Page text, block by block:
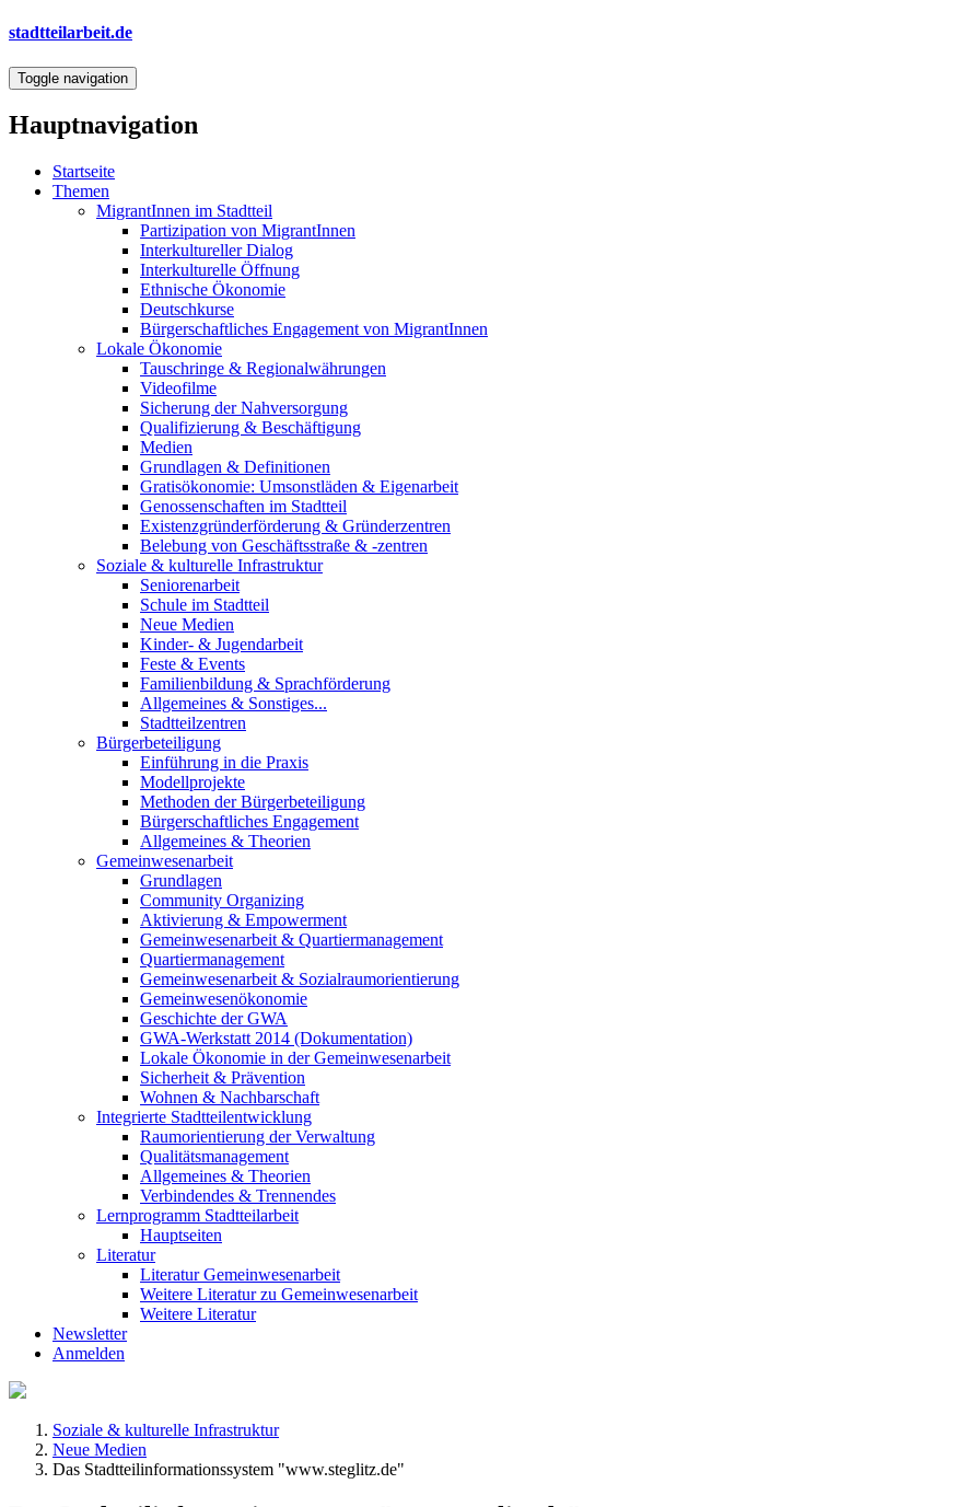
Direkt
Inhalt
stadtteilarbeit.de
Toggle navigation
Hauptnavigation
Startseite
Themen
MigrantInnen im Stadtteil
Partizipation von MigrantInnen
Interkultureller Dialog
Interkulturelle Öffnung
Ethnische Ökonomie
Deutschkurse
Bürgerschaftliches Engagement von MigrantInnen
Lokale Ökonomie
Tauschringe & Regionalwährungen
Videofilme
Sicherung der Nahversorgung
Qualifizierung & Beschäftigung
Medien
Grundlagen & Definitionen
Gratisökonomie: Umsonstläden & Eigenarbeit
Genossenschaften im Stadtteil
Existenzgründerförderung & Gründerzentren
Belebung von Geschäftsstraße & -zentren
Soziale & kulturelle Infrastruktur
Seniorenarbeit
Schule im Stadtteil
Neue Medien
Kinder- & Jugendarbeit
Feste & Events
Familienbildung & Sprachförderung
Allgemeines & Sonstiges...
Stadtteilzentren
Bürgerbeteiligung
Einführung in die Praxis
Modellprojekte
Methoden der Bürgerbeteiligung
Bürgerschaftliches Engagement
Allgemeines & Theorien
Gemeinwesenarbeit
Grundlagen
Community Organizing
Aktivierung & Empowerment
Gemeinwesenarbeit & Quartiermanagement
Quartiermanagement
Gemeinwesenarbeit & Sozialraumorientierung
Gemeinwesenökonomie
Geschichte der GWA
GWA-Werkstatt 2014 (Dokumentation)
Lokale Ökonomie in der Gemeinwesenarbeit
Sicherheit & Prävention
Wohnen & Nachbarschaft
Integrierte Stadtteilentwicklung
Raumorientierung der Verwaltung
Qualitätsmanagement
Allgemeines & Theorien
Verbindendes & Trennendes
Lernprogramm Stadtteilarbeit
Hauptseiten
Literatur
Literatur Gemeinwesenarbeit
Weitere Literatur zu Gemeinwesenarbeit
Weitere Literatur
Newsletter
Anmelden
Soziale & kulturelle Infrastruktur
Neue Medien
Das Stadtteilinformationssystem "www.steglitz.de"